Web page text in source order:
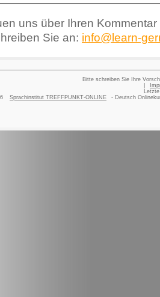
uns über Ihren
Sie an: info@learn-
Bitte schreiben Sie Ihre
Sprachinstitut TREFFPUNKT-ONLINE - Deutsch